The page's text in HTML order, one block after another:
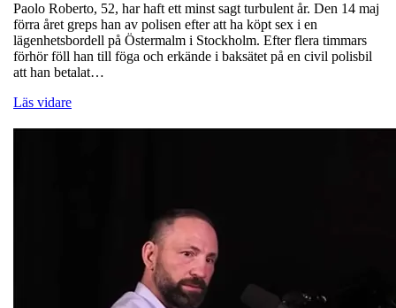
Paolo Roberto, 52, har haft ett minst sagt turbulent år. Den 14 maj
förra året greps han av polisen efter att ha köpt sex i en
lägenhetsbordell på Östermalm i Stockholm. Efter flera timmars
förhör föll han till föga och erkände i baksätet på en civil polisbil
att han betalat…
Läs vidare